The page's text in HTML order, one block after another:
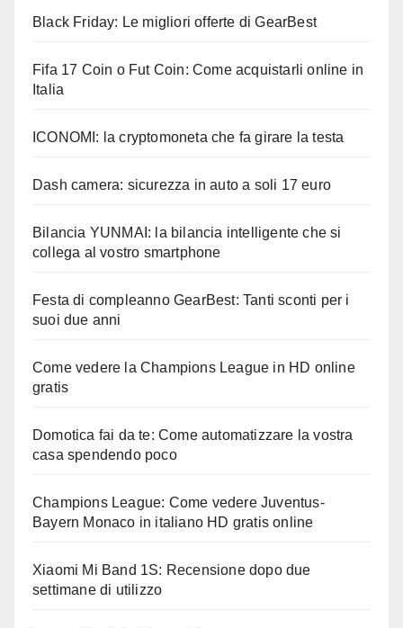
Black Friday: Le migliori offerte di GearBest
Fifa 17 Coin o Fut Coin: Come acquistarli online in
Italia
ICONOMI: la cryptomoneta che fa girare la testa
Dash camera: sicurezza in auto a soli 17 euro
Bilancia YUNMAI: la bilancia intelligente che si
collega al vostro smartphone
Festa di compleanno GearBest: Tanti sconti per i
suoi due anni
Come vedere la Champions League in HD online
gratis
Domotica fai da te: Come automatizzare la vostra
casa spendendo poco
Champions League: Come vedere Juventus-
Bayern Monaco in italiano HD gratis online
Xiaomi Mi Band 1S: Recensione dopo due
settimane di utilizzo